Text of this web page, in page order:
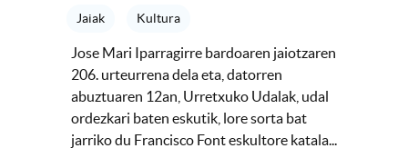
Jaiak Kultura
Jose Mari Iparragirre bardoaren jaiotzaren
206. urteurrena dela eta, datorren
abuztuaren 12an, Urretxuko Udalak, udal
ordezkari baten eskutik, lore sorta bat
jarriko du Francisco Font eskultore katala...